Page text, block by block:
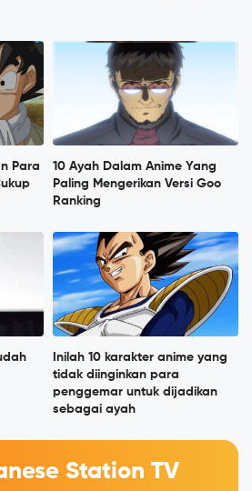
Para
10 Ayah Dalam Anime Yang
Paling Mengerikan Versi Goo
Ranking
Inilah 10 karakter anime yang
tidak diinginkan para
penggemar untuk dijadikan
sebagai ayah
Station TV